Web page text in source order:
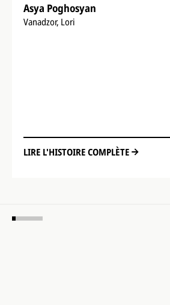
Asya Poghosyan
Vanadzor, Lori
LIRE L'HISTOIRE COMPLÈTE